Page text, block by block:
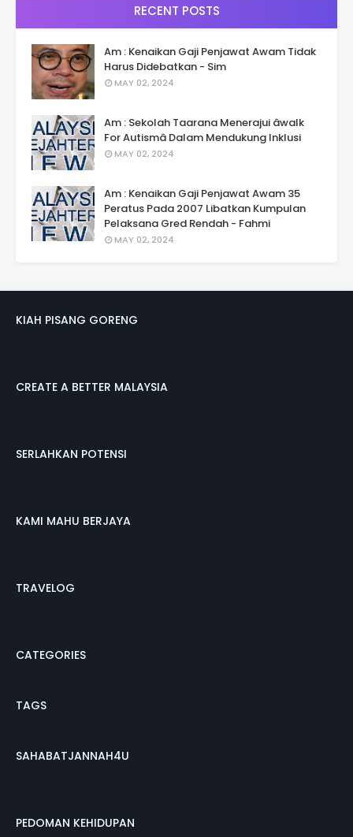
RECENT POSTS
Am : Kenaikan Gaji Penjawat Awam Tidak
Harus Didebatkan - Sim
MAY 02, 2024
Am : Sekolah Taarana Menerajui âwalk
For Autismâ Dalam Mendukung Inklusi
MAY 02, 2024
Am : Kenaikan Gaji Penjawat Awam 35
Peratus Pada 2007 Libatkan Kumpulan
Pelaksana Gred Rendah - Fahmi
MAY 02, 2024
KIAH PISANG GORENG
CREATE A BETTER MALAYSIA
SERLAHKAN POTENSI
KAMI MAHU BERJAYA
TRAVELOG
CATEGORIES
TAGS
SAHABATJANNAH4U
PEDOMAN KEHIDUPAN